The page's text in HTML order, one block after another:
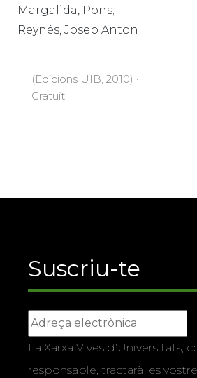
Margalida, Pons;
Reynés, Josep Antoni
(Edicions UIB, 2010) ·
Gratuït
Suscriu-te
La Xarxa Vives d’Universitats,
responsable, tractarà les